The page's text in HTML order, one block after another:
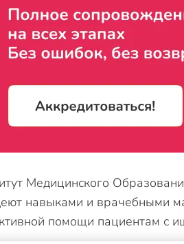
Медицинского
навыками и врачебными
помощи пациентам с